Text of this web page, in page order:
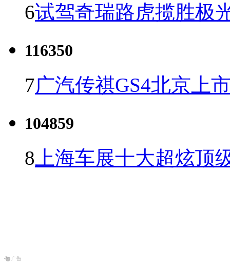
6试驾奇瑞路虎揽胜极
116350
7广汽传祺GS4北京上
104859
8 上海车展十大超炫顶